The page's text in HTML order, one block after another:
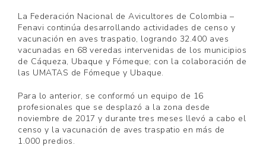
La Federación Nacional de Avicultores de Colombia –
Fenavi continúa desarrollando actividades de censo y
vacunación en aves traspatio, logrando 32.400 aves
vacunadas en 68 veredas intervenidas de los municipios
de Cáqueza, Ubaque y Fómeque; con la colaboración de
las UMATAS de Fómeque y Ubaque.
Para lo anterior, se conformó un equipo de 16
profesionales que se desplazó a la zona desde
noviembre de 2017 y durante tres meses llevó a cabo el
censo y la vacunación de aves traspatio en más de
1.000 predios.